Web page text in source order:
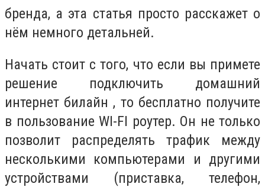
бренда, а эта статья просто расскажет о
нём немного детальней.
Начать стоит с того, что если вы примете
решение подключить домашний
интернет билайн , то бесплатно получите
в пользование WI-FI роутер. Он не только
позволит распределять трафик между
несколькими компьютерами и другими
устройствами (приставка, телефон,